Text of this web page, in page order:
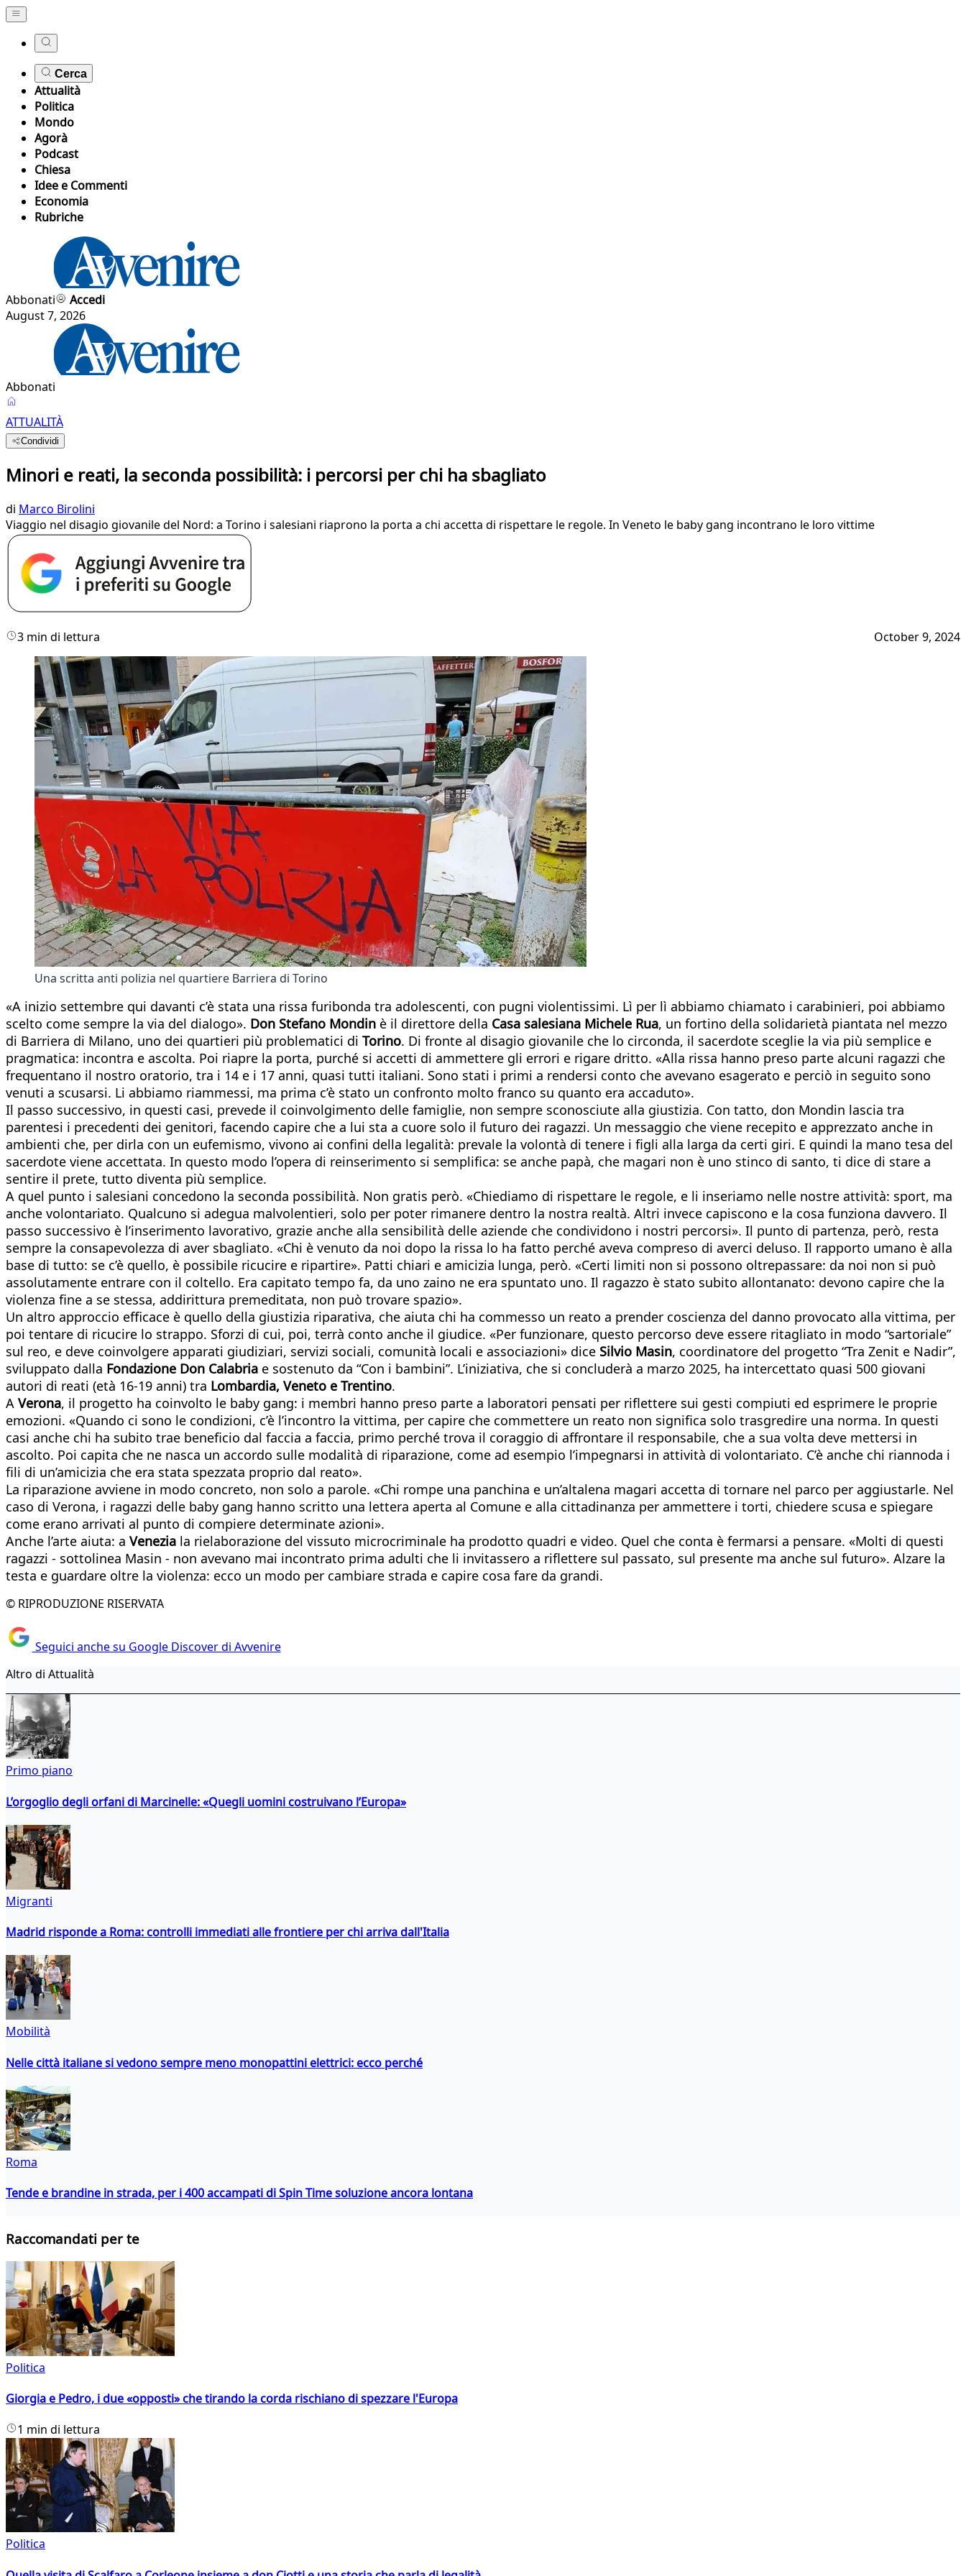
Cerca
Attualità
Politica
Mondo
Agorà
Podcast
Chiesa
Idee e Commenti
Economia
Rubriche
Abbonati
Accedi
August 7, 2026
Abbonati
ATTUALITÀ
Condividi
Minori e reati, la seconda possibilità: i percorsi per chi ha sbagliato
di Marco Birolini
Viaggio nel disagio giovanile del Nord: a Torino i salesiani riaprono la porta a chi accetta di rispettare le regole. In Veneto le baby gang incontrano le loro vittime
3 min di lettura October 9, 2024
Una scritta anti polizia nel quartiere Barriera di Torino
«A inizio settembre qui davanti c’è stata una rissa furibonda tra adolescenti, con pugni violentissimi. Lì per lì abbiamo chiamato i carabinieri, poi abbiamo
scelto come sempre la via del dialogo». Don Stefano Mondin è il direttore della Casa salesiana Michele Rua, un fortino della solidarietà piantata nel mezzo
di Barriera di Milano, uno dei quartieri più problematici di Torino. Di fronte al disagio giovanile che lo circonda, il sacerdote sceglie la via più semplice e
pragmatica: incontra e ascolta. Poi riapre la porta, purché si accetti di ammettere gli errori e rigare dritto. «Alla rissa hanno preso parte alcuni ragazzi che
frequentano il nostro oratorio, tra i 14 e i 17 anni, quasi tutti italiani. Sono stati i primi a rendersi conto che avevano esagerato e perciò in seguito sono
venuti a scusarsi. Li abbiamo riammessi, ma prima c’è stato un confronto molto franco su quanto era accaduto».
Il passo successivo, in questi casi, prevede il coinvolgimento delle famiglie, non sempre sconosciute alla giustizia. Con tatto, don Mondin lascia tra
parentesi i precedenti dei genitori, facendo capire che a lui sta a cuore solo il futuro dei ragazzi. Un messaggio che viene recepito e apprezzato anche in
ambienti che, per dirla con un eufemismo, vivono ai confini della legalità: prevale la volontà di tenere i figli alla larga da certi giri. E quindi la mano tesa del
sacerdote viene accettata. In questo modo l’opera di reinserimento si semplifica: se anche papà, che magari non è uno stinco di santo, ti dice di stare a
sentire il prete, tutto diventa più semplice.
A quel punto i salesiani concedono la seconda possibilità. Non gratis però. «Chiediamo di rispettare le regole, e li inseriamo nelle nostre attività: sport, ma
anche volontariato. Qualcuno si adegua malvolentieri, solo per poter rimanere dentro la nostra realtà. Altri invece capiscono e la cosa funziona davvero. Il
passo successivo è l’inserimento lavorativo, grazie anche alla sensibilità delle aziende che condividono i nostri percorsi». Il punto di partenza, però, resta
sempre la consapevolezza di aver sbagliato. «Chi è venuto da noi dopo la rissa lo ha fatto perché aveva compreso di averci deluso. Il rapporto umano è alla
base di tutto: se c’è quello, è possibile ricucire e ripartire». Patti chiari e amicizia lunga, però. «Certi limiti non si possono oltrepassare: da noi non si può
assolutamente entrare con il coltello. Era capitato tempo fa, da uno zaino ne era spuntato uno. Il ragazzo è stato subito allontanato: devono capire che la
violenza fine a se stessa, addirittura premeditata, non può trovare spazio».
Un altro approccio efficace è quello della giustizia riparativa, che aiuta chi ha commesso un reato a prender coscienza del danno provocato alla vittima, per
poi tentare di ricucire lo strappo. Sforzi di cui, poi, terrà conto anche il giudice. «Per funzionare, questo percorso deve essere ritagliato in modo “sartoriale”
sul reo, e deve coinvolgere apparati giudiziari, servizi sociali, comunità locali e associazioni» dice Silvio Masin, coordinatore del progetto “Tra Zenit e Nadir”,
sviluppato dalla Fondazione Don Calabria e sostenuto da “Con i bambini”. L’iniziativa, che si concluderà a marzo 2025, ha intercettato quasi 500 giovani
autori di reati (età 16-19 anni) tra Lombardia, Veneto e Trentino.
A Verona, il progetto ha coinvolto le baby gang: i membri hanno preso parte a laboratori pensati per riflettere sui gesti compiuti ed esprimere le proprie
emozioni. «Quando ci sono le condizioni, c’è l’incontro la vittima, per capire che commettere un reato non significa solo trasgredire una norma. In questi
casi anche chi ha subito trae beneficio dal faccia a faccia, primo perché trova il coraggio di affrontare il responsabile, che a sua volta deve mettersi in
ascolto. Poi capita che ne nasca un accordo sulle modalità di riparazione, come ad esempio l’impegnarsi in attività di volontariato. C’è anche chi riannoda i
fili di un’amicizia che era stata spezzata proprio dal reato».
La riparazione avviene in modo concreto, non solo a parole. «Chi rompe una panchina e un’altalena magari accetta di tornare nel parco per aggiustarle. Nel
caso di Verona, i ragazzi delle baby gang hanno scritto una lettera aperta al Comune e alla cittadinanza per ammettere i torti, chiedere scusa e spiegare
come erano arrivati al punto di compiere determinate azioni».
Anche l’arte aiuta: a Venezia la rielaborazione del vissuto microcriminale ha prodotto quadri e video. Quel che conta è fermarsi a pensare. «Molti di questi
ragazzi - sottolinea Masin - non avevano mai incontrato prima adulti che li invitassero a riflettere sul passato, sul presente ma anche sul futuro». Alzare la
testa e guardare oltre la violenza: ecco un modo per cambiare strada e capire cosa fare da grandi.
© RIPRODUZIONE RISERVATA
Seguici anche su Google Discover di Avvenire
Altro di Attualità
Primo piano
L’orgoglio degli orfani di Marcinelle: «Quegli uomini costruivano l’Europa»
Migranti
Madrid risponde a Roma: controlli immediati alle frontiere per chi arriva dall'Italia
Mobilità
Nelle città italiane si vedono sempre meno monopattini elettrici: ecco perché
Roma
Tende e brandine in strada, per i 400 accampati di Spin Time soluzione ancora lontana
Raccomandati per te
Politica
Giorgia e Pedro, i due «opposti» che tirando la corda rischiano di spezzare l'Europa
1 min di lettura
Politica